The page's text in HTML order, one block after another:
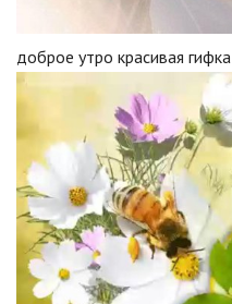
доброе утро красивая гифка